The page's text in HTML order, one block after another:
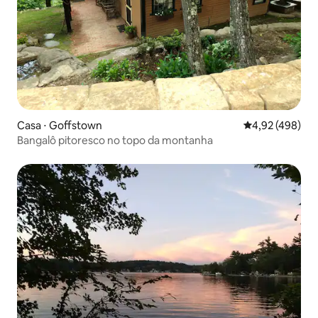
Casa ⋅ Goffstown 4,92 de uma
4,92 (498)
Bangalô pitoresco no topo da montanha